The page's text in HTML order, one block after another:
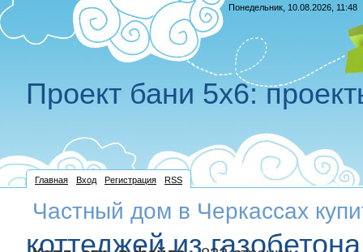
Понедельник, 10.08.2026, 11:48
Проект бани 5х6:
коттеджей из
Главная Вход Регистрация RSS
Частный дом в Черкассах